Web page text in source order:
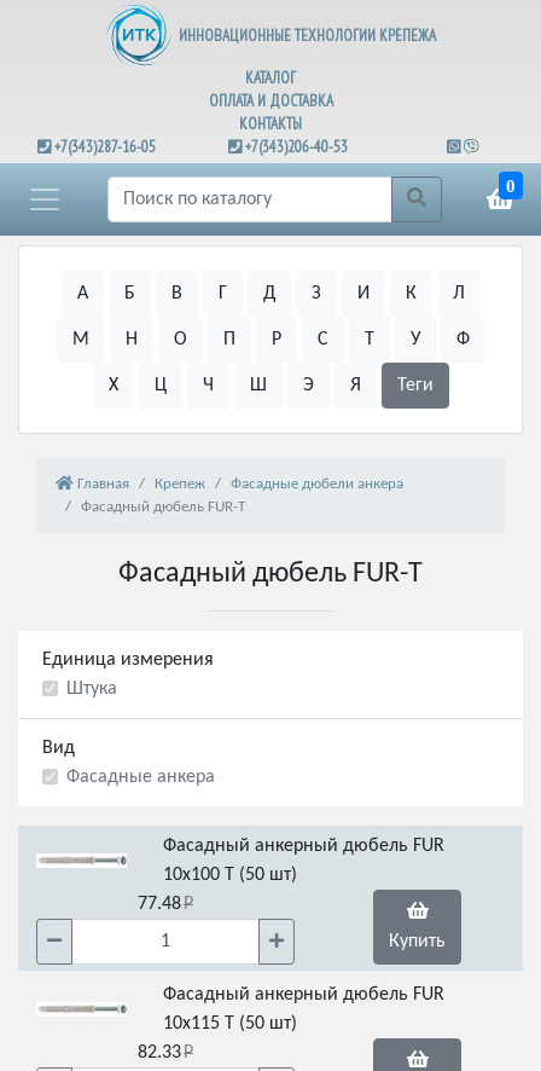
ИННОВАЦИОННЫЕ ТЕХНОЛОГИИ КРЕПЕЖА
КАТАЛОГ
ОПЛАТА И ДОСТАВКА
КОНТАКТЫ
+7(343)287-16-05
+7(343)206-40-53
0
А Б В Г Д З И К Л
М Н О П Р С Т У Ф
Х Ц Ч Ш Э Я Теги
Главная Крепеж
Фасадные дюбели анкера
Фасадный дюбель FUR-T
Фасадный дюбель FUR-T
Единица измерения
Штука
Вид
Фасадные анкера
Фасадный анкерный дюбель FUR
10x100 Т (50 шт)
77.48
Купить
Фасадный анкерный дюбель FUR
10x115 Т (50 шт)
82.33